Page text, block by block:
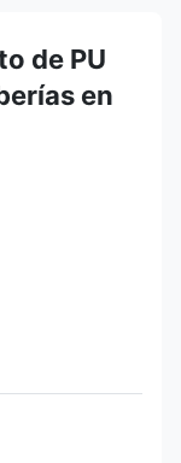
de PU
en